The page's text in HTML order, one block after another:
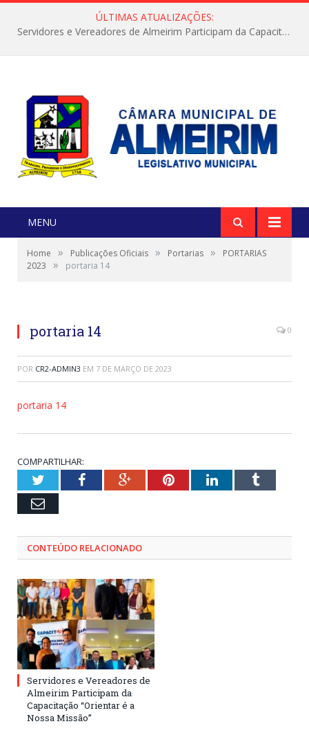
ÚLTIMAS ATUALIZAÇÕES:
Servidores e Vereadores de Almeirim Participam da Capacitação “Orientar é a Nossa Missão”
MENU
Home » Publicações Oficiais » Portarias »
PORTARIAS
2023
» portaria 14
portaria 14 0
POR CR2-ADMIN3 EM 7 DE MARÇO DE 2023
portaria 14
COMPARTILHAR:
TwitterFacebookGoogle+PinterestLinkedInTumblr
Email
CONTEÚDO RELACIONADO
Servidores e Vereadores de
Almeirim Participam da
Capacitação “Orientar é a
Nossa Missão”